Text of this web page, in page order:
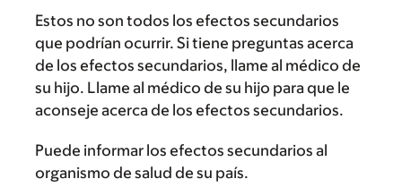
Estos no son todos los efectos secundarios
que podrían ocurrir. Si tiene preguntas acerca
de los efectos secundarios, llame al médico de
su hijo. Llame al médico de su hijo para que le
aconseje acerca de los efectos secundarios.
Puede informar los efectos secundarios al
organismo de salud de su país.